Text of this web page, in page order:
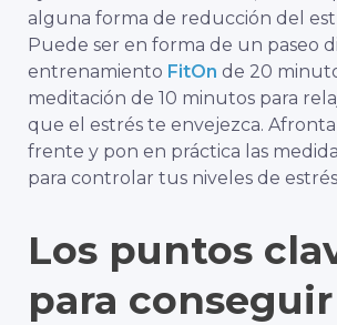
alguna forma de reducción del
Puede ser en forma de un paseo
entrenamiento FitOn de 20
meditación de 10 minutos para
que el estrés te envejezca.
frente y pon en práctica las
para controlar tus niveles de
Los puntos
para